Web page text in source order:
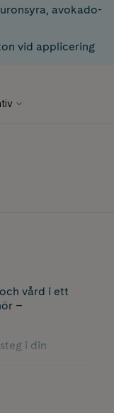
avokado-
vid applicering
vård i ett
–
i din